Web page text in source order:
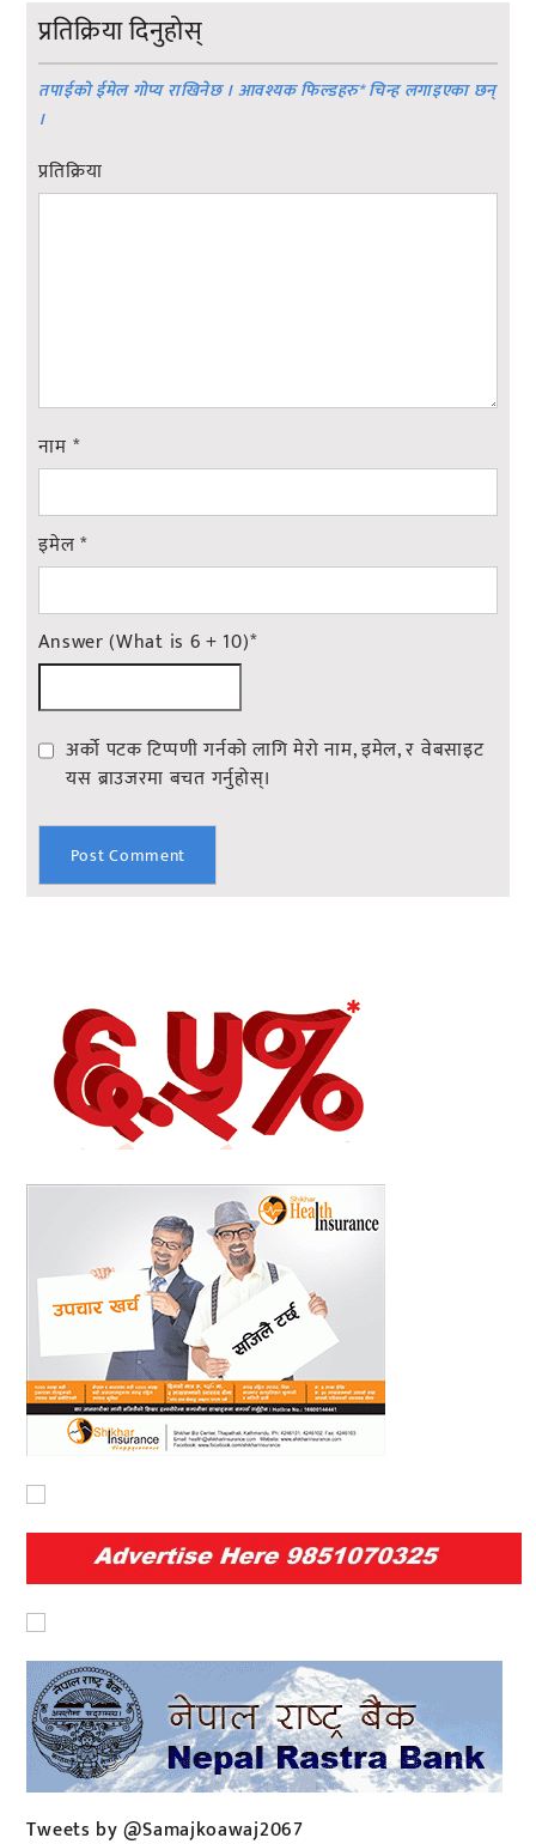
प्रतिक्रिया दिनुहोस्
तपाईको ईमेल गोप्य राखिनेछ । आवश्यक फिल्डहरु*चिन्ह लगाइएका छन्
।
प्रतिक्रिया
नाम *
इमेल*
Answer (What is 6 + 10)*
अर्को पटक टिप्पणी गर्नको लागि मेरो नाम, इमेल, र वेबसाइट
यस ब्राउजरमा बचत गर्नुहोस्।
Tweets by @Samajkoawaj2067